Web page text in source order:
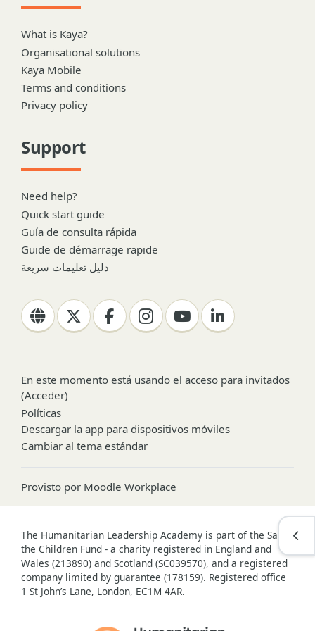
What is Kaya?
Organisational solutions
Kaya Mobile
Terms and conditions
Privacy policy
Support
Need help?
Quick start guide
Guía de consulta rápida
Guide de démarrage rapide
دليل تعليمات سريعة
En este momento está usando el acceso para invitados
(Acceder)
Políticas
Descargar la app para dispositivos móviles
Cambiar al tema estándar
Provisto por Moodle Workplace
The Humanitarian Leadership Academy is part of the Save
the Children Fund - a charity registered in England and
Wales (213890) and Scotland (SC039570), and a registered
company limited by guarantee (178159). Registered office
1 St John’s Lane, London, EC1M 4AR.